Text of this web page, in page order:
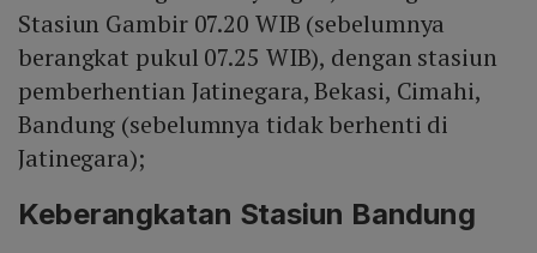
Stasiun Gambir 07.20 WIB (sebelumnya
berangkat pukul 07.25 WIB), dengan stasiun
pemberhentian Jatinegara, Bekasi, Cimahi,
Bandung (sebelumnya tidak berhenti di
Jatinegara);
Keberangkatan Stasiun Bandung